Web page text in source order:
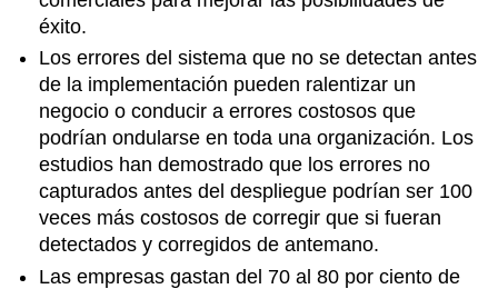
éxito.
Los errores del sistema que no se detectan antes
de la implementación pueden ralentizar un
negocio o conducir a errores costosos que
podrían ondularse en toda una organización. Los
estudios han demostrado que los errores no
capturados antes del despliegue podrían ser 100
veces más costosos de corregir que si fueran
detectados y corregidos de antemano.
Las empresas gastan del 70 al 80 por ciento de